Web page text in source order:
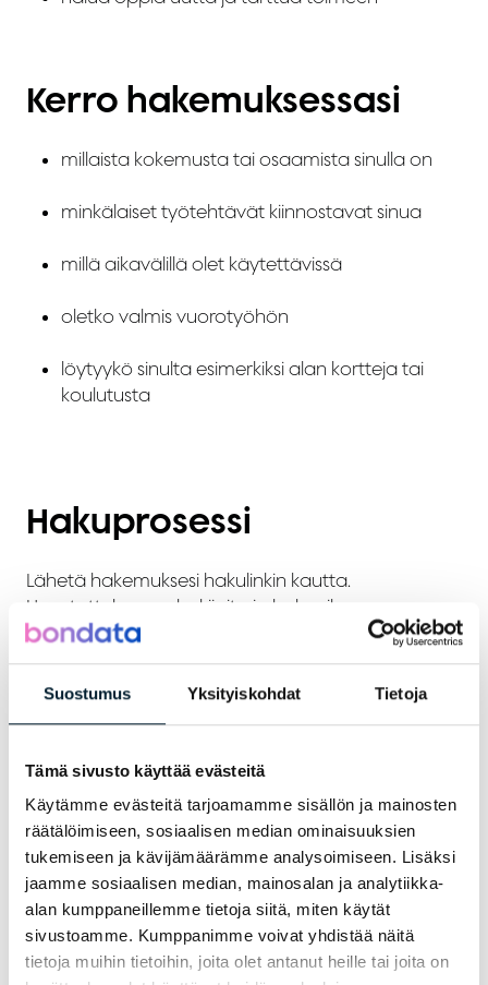
Suostumus Yksityiskohdat Tietoja
Tämä sivusto käyttää evästeitä
Käytämme evästeitä tarjoamamme sisällön ja mainosten
räätälöimiseen, sosiaalisen median ominaisuuksien
tukemiseen ja kävijämäärämme analysoimiseen. Lisäksi
jaamme sosiaalisen median, mainosalan ja analytiikka-
alan kumppaneillemme tietoja siitä, miten käytät
sivustoamme. Kumppanimme voivat yhdistää näitä
tietoja muihin tietoihin, joita olet antanut heille tai joita on
Kerro hakemuksessasi
millaista kokemusta tai osaamista sinulla on
minkälaiset työtehtävät kiinnostavat sinua
millä aikavälillä olet käytettävissä
oletko valmis vuorotyöhön
löytyykö sinulta esimerkiksi alan kortteja tai
koulutusta
Hakuprosessi
Lähetä hakemuksesi hakulinkin kautta.
Haastattelemme hakijoita jo hakuaikana.
Lisätietoja
HR-Koordinaattori
Heidi Peltokangas
Bondata Ylivieska
heidi.peltokangas@bondata.fi
Palkka